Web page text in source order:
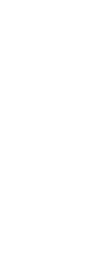
hod., za poplatek)
a slunečníky zdarma,
hod.)